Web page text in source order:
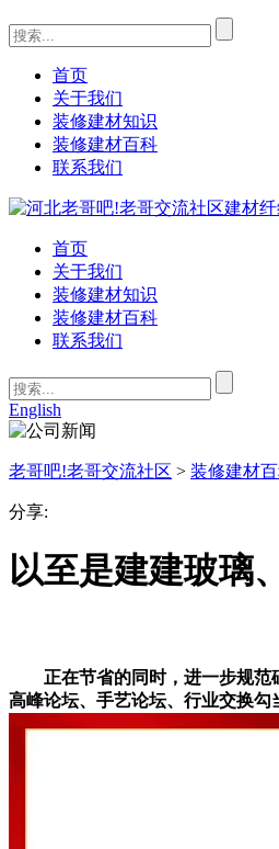
首页
关于我们
装修建材知识
装修建材百科
联系我们
首页
关于我们
装修建材知识
装修建材百科
联系我们
English
老哥吧!老哥交流社区 > 装修建材
分享:
以至是建建玻璃
正在节省的同时，进一步规范硅
高峰论坛、手艺论坛、行业交换勾